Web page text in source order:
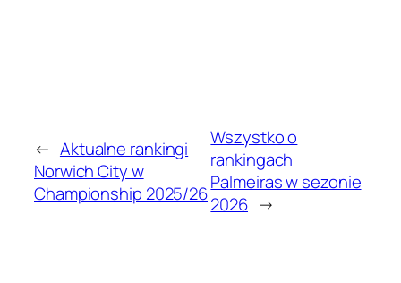
← Aktualne rankingi
Norwich City w
Championship 2025/26
Wszystko o
rankingach
Palmeiras w sezonie
2026 →